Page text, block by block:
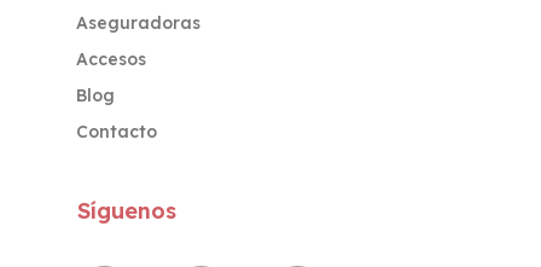
Aseguradoras
Accesos
Blog
Contacto
Síguenos